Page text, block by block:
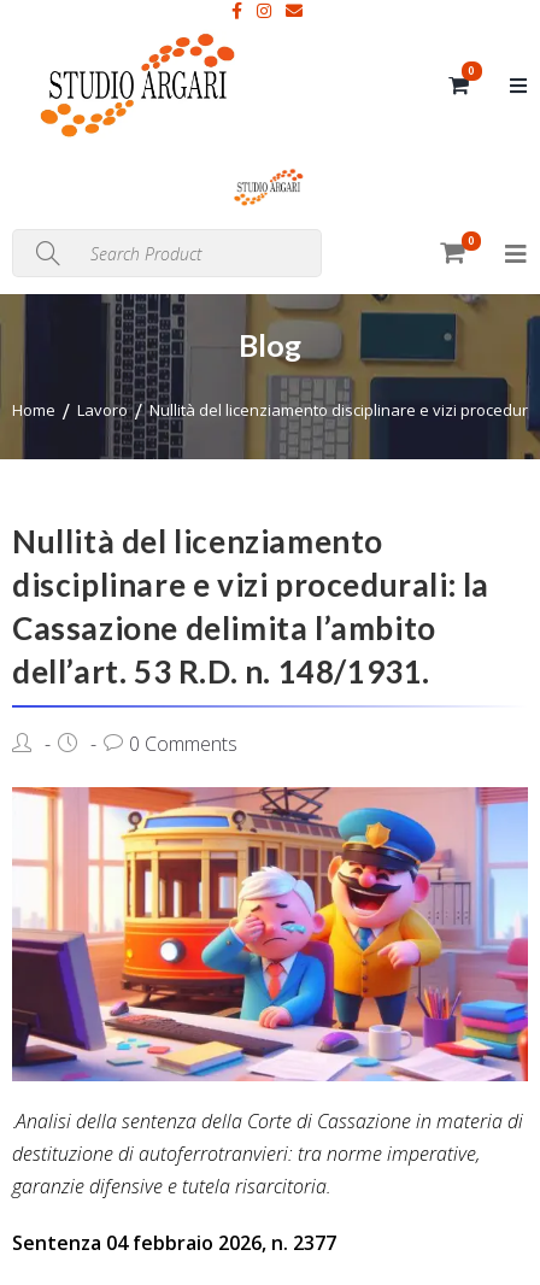
0
0
Blog
Home Lavoro Nullità del licenziamento disciplinare e vizi
Nullità del licenziamento
disciplinare e vizi procedurali: la
Cassazione delimita l’ambito
dell’art. 53 R.D. n. 148/1931.
0 Comments
.Analisi della sentenza della Corte di Cassazione in materia di
destituzione di autoferrotranvieri: tra norme imperative,
garanzie difensive e tutela risarcitoria.
Sentenza 04 febbraio 2026, n. 2377